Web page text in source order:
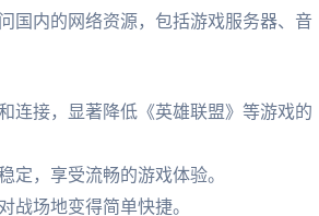
国内的网络资源，包括游戏服务器、音
连接，显著降低《英雄联盟》等游戏的
定，享受流畅的游戏体验。
战场地变得简单快捷。